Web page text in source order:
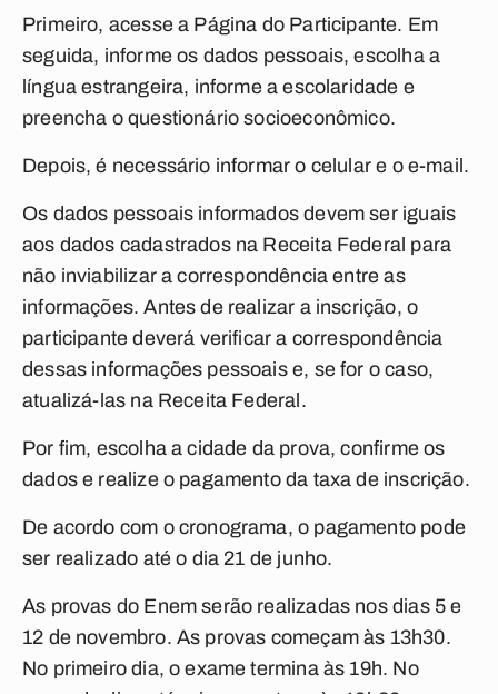
Primeiro, acesse a Página do Participante. Em
seguida, informe os dados pessoais, escolha a
língua estrangeira, informe a escolaridade e
preencha o questionário socioeconômico.
Depois, é necessário informar o celular e o e-mail.
Os dados pessoais informados devem ser iguais
aos dados cadastrados na Receita Federal para
não inviabilizar a correspondência entre as
informações. Antes de realizar a inscrição, o
participante deverá verificar a correspondência
dessas informações pessoais e, se for o caso,
atualizá-las na Receita Federal.
Por fim, escolha a cidade da prova, confirme os
dados e realize o pagamento da taxa de inscrição.
De acordo com o cronograma, o pagamento pode
ser realizado até o dia 21 de junho.
As provas do Enem serão realizadas nos dias 5 e
12 de novembro. As provas começam às 13h30.
No primeiro dia, o exame termina às 19h. No